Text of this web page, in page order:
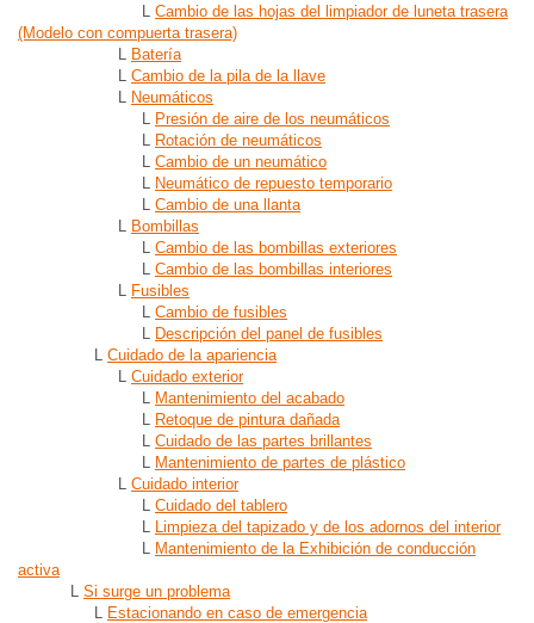
L Cambio de las hojas del limpiador de luneta trasera
(Modelo con compuerta trasera)
L Batería
L Cambio de la pila de la llave
L Neumáticos
L Presión de aire de los neumáticos
L Rotación de neumáticos
L Cambio de un neumático
L Neumático de repuesto temporario
L Cambio de una llanta
L Bombillas
L Cambio de las bombillas exteriores
L Cambio de las bombillas interiores
L Fusibles
L Cambio de fusibles
L Descripción del panel de fusibles
L Cuidado de la apariencia
L Cuidado exterior
L Mantenimiento del acabado
L Retoque de pintura dañada
L Cuidado de las partes brillantes
L Mantenimiento de partes de plástico
L Cuidado interior
L Cuidado del tablero
L Limpieza del tapizado y de los adornos del interior
L Mantenimiento de la Exhibición de conducción
activa
L Si surge un problema
L Estacionando en caso de emergencia